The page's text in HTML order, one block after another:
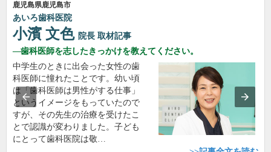
鹿児島県鹿児島市
あいろ歯科医院
小濱 文色 院長 取材記事
歯科医師を志したきっかけを教えてください。
中学生のときに出会った女性の歯
科医師に憧れたことです。幼い頃
は「歯科医師は男性がする仕事」
というイメージをもっていたので
すが、その先生の治療を受けたこ
とで認識が変わりました。子ども
にとって歯科医院は敬…